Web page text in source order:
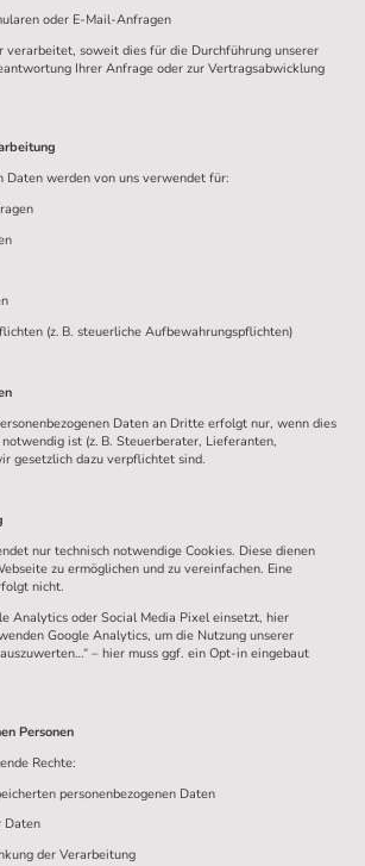
oder E-Mail-Anfragen
verarbeitet, soweit dies für die Durchführung unserer
Ihrer Anfrage oder zur Vertragsabwicklung
Daten werden von uns verwendet für:
(z. B. steuerliche Aufbewahrungspflichten)
Daten an Dritte erfolgt nur, wenn dies
ist (z. B. Steuerberater, Lieferanten,
gesetzlich dazu verpflichtet sind.
nur technisch notwendige Cookies. Diese dienen
zu ermöglichen und zu vereinfachen. Eine
nicht.
Analytics oder Social Media Pixel einsetzt, hier
Google Analytics, um die Nutzung unserer
– hier muss ggf. ein Opt-in eingebaut
Personen
Rechte:
personenbezogenen Daten
Daten
der Verarbeitung